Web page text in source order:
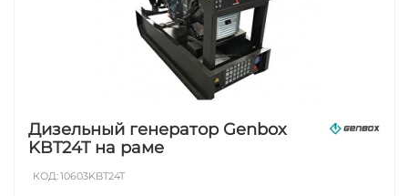
Дизельный генератор Genbox
KBT24T на раме
КОД:10603KBT24T